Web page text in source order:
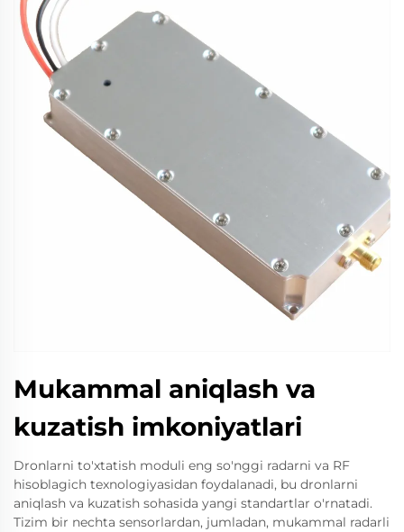
Mukammal aniqlash va
kuzatish imkoniyatlari
Dronlarni to'xtatish moduli eng so'nggi radarni va RF
hisoblagich texnologiyasidan foydalanadi, bu dronlarni
aniqlash va kuzatish sohasida yangi standartlar o'rnatadi.
Tizim bir nechta sensorlardan, jumladan, mukammal radarli